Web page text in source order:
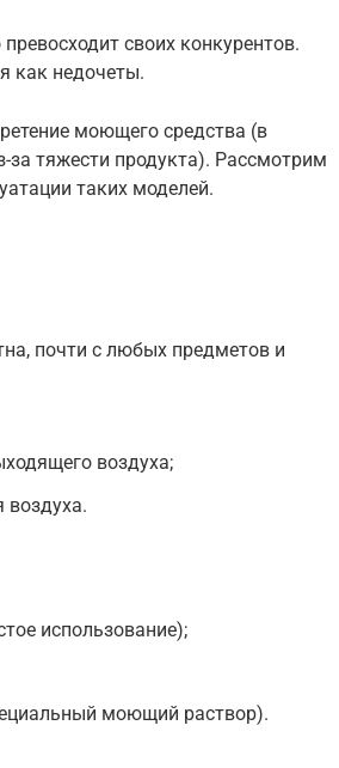
своих конкурентов.
как недочеты.
моющего средства (в
тяжести продукта). Рассмотрим
таких моделей.
почти с любых предметов и
воздуха;
использование);
моющий раствор).